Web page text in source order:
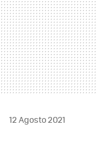
12 Agosto 2021